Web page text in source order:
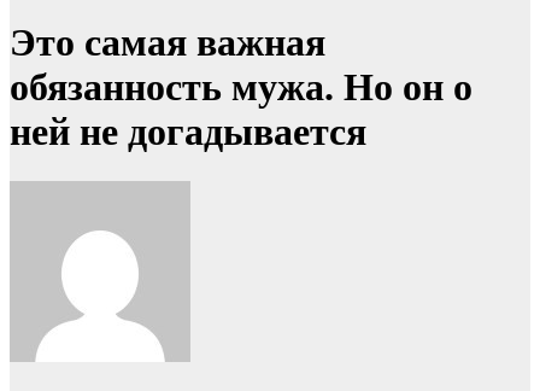
Это самая важная
обязанность мужа. Но он о
ней не догадывается